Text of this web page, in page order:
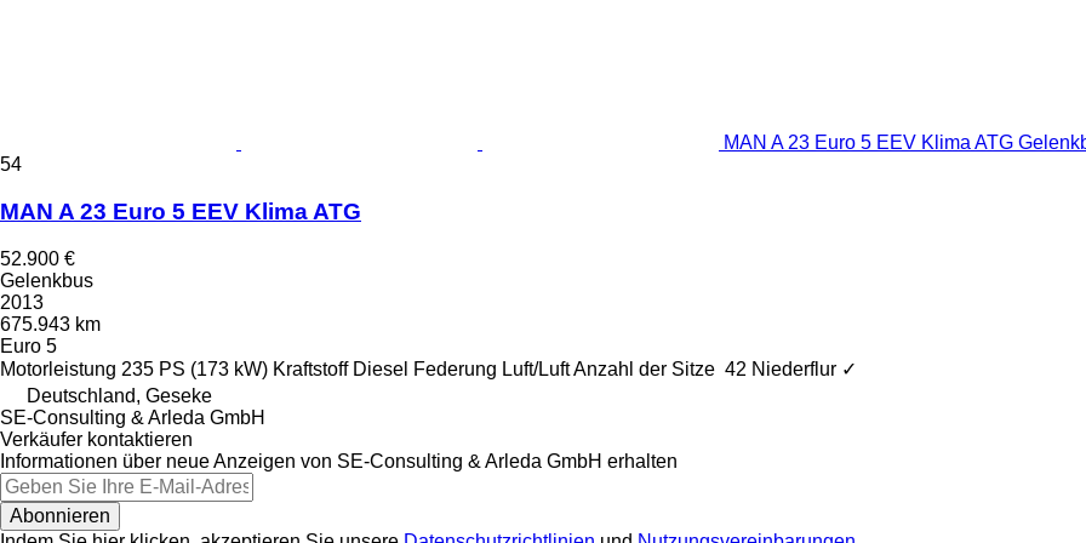
MAN A 23 Euro 5 EEV Klima ATG
54
MAN A 23 Euro 5 EEV Klima ATG
52.900 €
Gelenkbus
2013
675.943 km
Euro 5
Motorleistung 235 PS (173 kW) Kraftstoff Diesel Federung Luft/LuftAnzahl der Sitze 42 Niederflur ✓
Deutschland, Geseke
SE-Consulting & Arleda GmbH
Verkäufer kontaktieren
Informationen über neue Anzeigen von SE-Consulting & Arleda GmbH erhalten
Abonnieren